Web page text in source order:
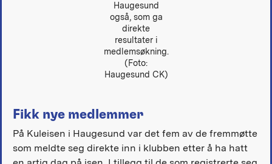
Haugesund
også, som ga
direkte
resultater i
medlemsøkning.
(Foto:
Haugesund CK)
Fikk nye medlemmer
På Kuleisen i Haugesund var det fem av de fremmøtte
som meldte seg direkte inn i klubben etter å ha hatt